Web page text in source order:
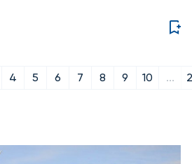
4 5 6 7 8 9 10 ...